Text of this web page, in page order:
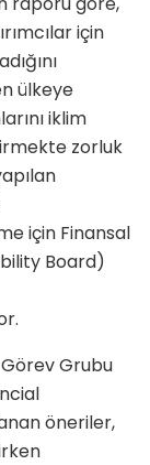
için
ülkeye
iklim
zorluk
için Finansal
Board)
Görev Grubu
öneriler,